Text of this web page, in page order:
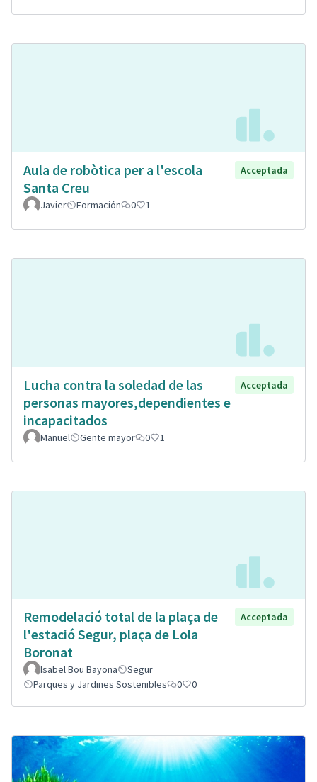
Aula de robòtica per a l'escola
Santa Creu
Acceptada
Javier Formación 0 1
Lucha contra la soledad de las
personas mayores,dependientes e
incapacitados
Acceptada
Manuel Gente mayor 0 1
Remodelació total de la plaça de
l'estació Segur, plaça de Lola
Boronat
Acceptada
Isabel Bou Bayona
Segur
Parques y Jardines Sostenibles
0 0